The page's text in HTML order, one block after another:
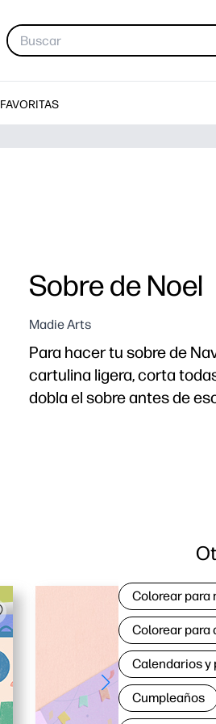
FAVORITAS
Sobre de Noel
Madie Arts
Para hacer tu sobre de
cartulina ligera, corta
dobla el sobre antes de
Colorear para
Colorear para
Calendarios
Cumpleaños